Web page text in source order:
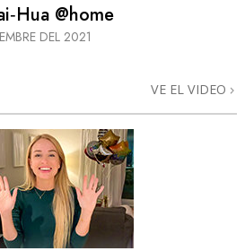
@home
DEL 2021
VE EL VIDEO